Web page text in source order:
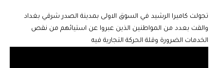
تجولت كاميرا الرشيد في السوق الاولى بمدينة الصدر شرقي بغداد
والقت بعدد من المواطنين الذين عبروا عن استيائهم من نقص
الخدمات الضرورة وقلة الحركة التجارية فيه